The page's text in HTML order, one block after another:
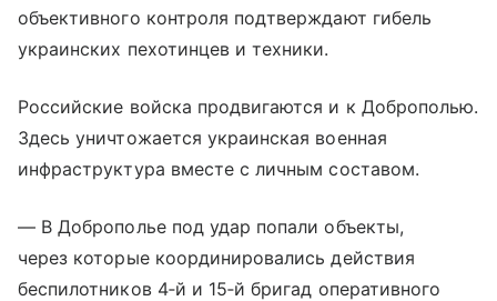
объективного контроля подтверждают гибель
украинских пехотинцев и техники.
Российские войска продвигаются и к Доброполью.
Здесь уничтожается украинская военная
инфраструктура вместе с личным составом.
— В Доброполье под удар попали объекты,
через которые координировались действия
беспилотников 4‑й и 15‑й бригад оперативного